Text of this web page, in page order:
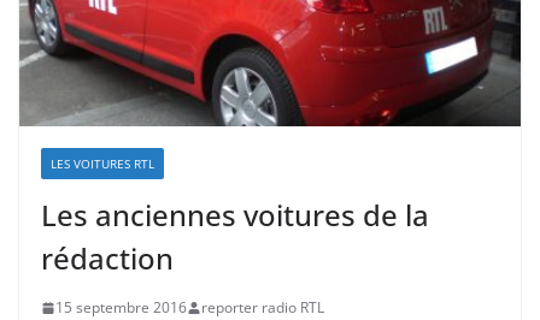
LES VOITURES RTL
Les anciennes voitures de la
rédaction
15 septembre 2016 reporter radio RTL